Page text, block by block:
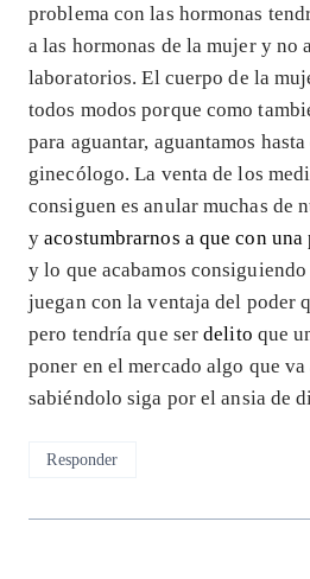
problema con las hormonas
a las hormonas de la mujer y no
laboratorios. El cuerpo de la
todos modos porque como
para aguantar, aguantamos
ginecólogo. La venta de los
consiguen es anular muchas de
yacostumbrarnos a que con
y lo que acabamos
juegan con la ventaja del poder
pero tendría que serdelito que
poner en el mercado algo que
sabiéndolo siga por el ansia de
Responder